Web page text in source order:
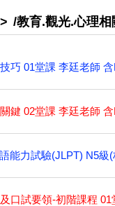
/教育.觀光.心理相
巧 01堂課 李廷老師
鍵 02堂課 李廷老師
能力試驗(JLPT) N5
口試要領-初階課程